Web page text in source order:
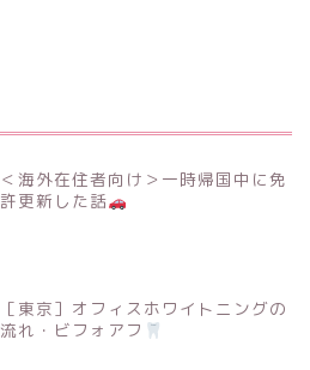
＜海外在住者向け＞一時帰国中に免
許更新した話
［東京］オフィスホワイトニングの
流れ・ビフォアフ